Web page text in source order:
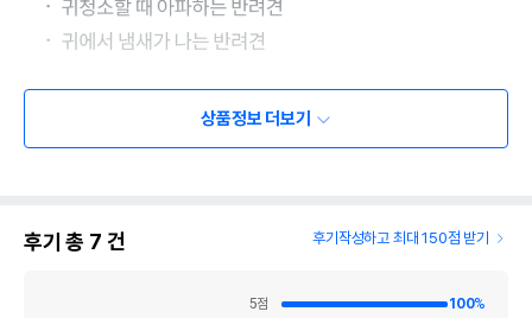
상품정보 더보기
후기 총 7 건 후기작성하고 최대 150점 받기
5점 100%